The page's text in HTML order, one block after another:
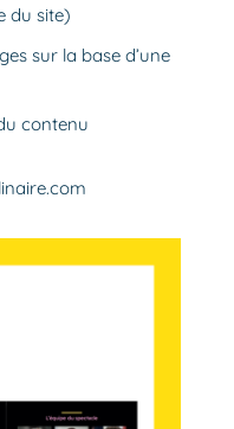
du site)
sur la base d’une
contenu